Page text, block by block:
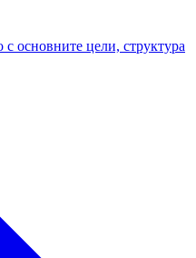
основните цели, структура